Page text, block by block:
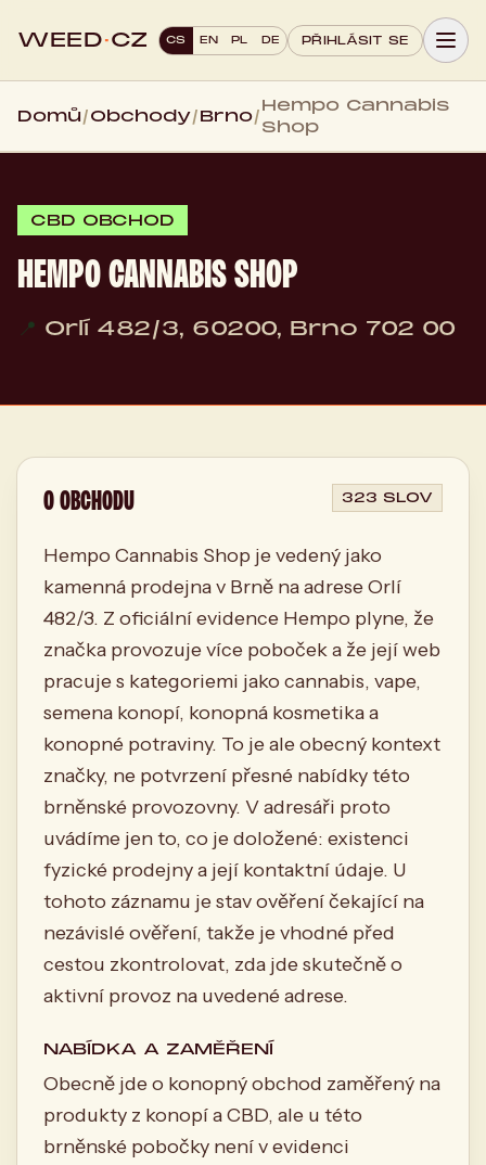
WEED·CZ CS EN PL DE PŘIHLÁSIT SE
Domů/Obchody/Brno/
Hempo Cannabis
Shop
CBD OBCHOD
HEMPO CANNABIS SHOP
📍 Orlí 482/3, 60200, Brno 702 00
O OBCHODU 323 SLOV
Hempo Cannabis Shop je vedený jako
kamenná prodejna v Brně na adrese Orlí
482/3. Z oficiální evidence Hempo plyne, že
značka provozuje více poboček a že její web
pracuje s kategoriemi jako cannabis, vape,
semena konopí, konopná kosmetika a
konopné potraviny. To je ale obecný kontext
značky, ne potvrzení přesné nabídky této
brněnské provozovny. V adresáři proto
uvádíme jen to, co je doložené: existenci
fyzické prodejny a její kontaktní údaje. U
tohoto záznamu je stav ověření čekající na
nezávislé ověření, takže je vhodné před
cestou zkontrolovat, zda jde skutečně o
aktivní provoz na uvedené adrese.
NABÍDKA A ZAMĚŘENÍ
Obecně jde o konopný obchod zaměřený na
produkty z konopí a CBD, ale u této
brněnské pobočky není v evidenci